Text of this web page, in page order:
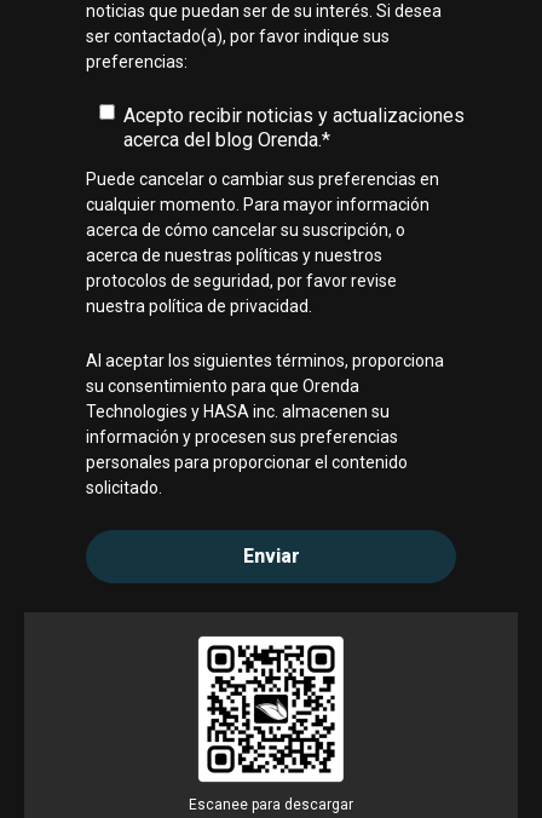
noticias que puedan ser de su interés. Si desea
ser contactado(a), por favor indique sus
preferencias:
Acepto recibir noticias y actualizaciones
acerca del blog Orenda.*
Puede cancelar o cambiar sus preferencias en
cualquier momento. Para mayor información
acerca de cómo cancelar su suscripción, o
acerca de nuestras políticas y nuestros
protocolos de seguridad, por favor revise
nuestra política de privacidad.
Al aceptar los siguientes términos, proporciona
su consentimiento para que Orenda
Technologies y HASA inc. almacenen su
información y procesen sus preferencias
personales para proporcionar el contenido
solicitado.
Escanee para descargar